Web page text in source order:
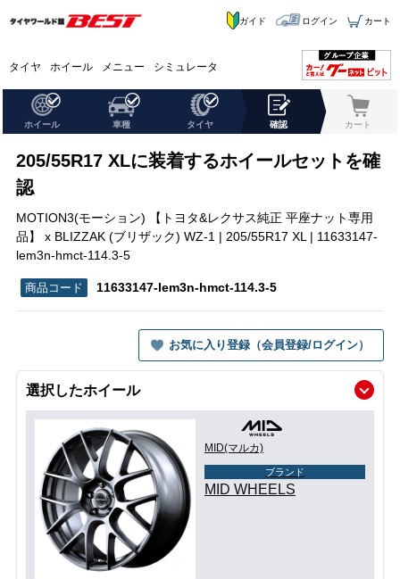
タイヤ ホイール メニュー シミュレータ
ガイド ログイン カート
ホイール 車種 タイヤ 確認 カート
205/55R17 XLに装着するホイールセットを確
認
MOTION3(モーション) 【トヨタ&レクサス純正 平座ナット専用
品】 x BLIZZAK (ブリザック) WZ-1 | 205/55R17 XL | 11633147-
lem3n-hmct-114.3-5
11633147-lem3n-hmct-114.3-5
お気に入り登録（会員登録/ログイン）
選択したホイール
MID(マルカ)
ブランド
MID WHEELS